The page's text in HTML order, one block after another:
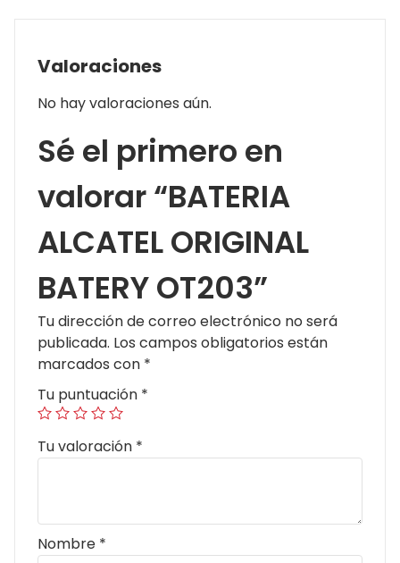
Valoraciones
No hay valoraciones aún.
Sé el primero en
valorar “BATERIA
ALCATEL ORIGINAL
BATERY OT203”
Tu dirección de correo electrónico no será
publicada. Los campos obligatorios están
marcados con *
Tu puntuación *
Tu valoración *
Nombre *